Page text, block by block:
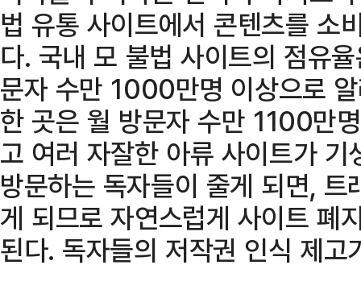
법 유통 사이트에서 콘텐츠를 소
다. 국내 모 불법 사이트의 점유
문자 수만 1000만명 이상으로
한 곳은 월 방문자 수만 1100만
고 여러 자잘한 아류 사이트가
방문하는 독자들이 줄게 되면,
게 되므로 자연스럽게 사이트 폐
된다. 독자들의 저작권 인식 제고